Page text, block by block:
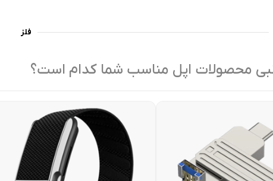
فلز
محصولات اپل مناسب شما کدام است؟